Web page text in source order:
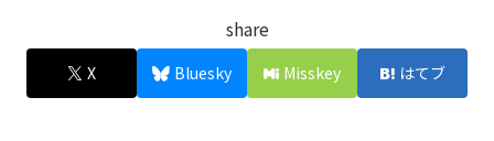
share
X Bluesky Misskey はてブ